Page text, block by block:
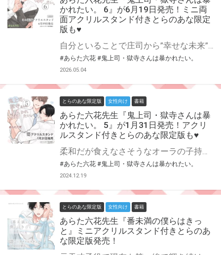
かれたい。 6』が6月19日発売！ミニ両
面アクリルスタンド付きとらのあな限定
版も♥
#あらた六花 #鬼上司・獄寺さんは暴かれたい。
2026.05.04
とらのあな限定版 女性向け 書籍
あらた六花先生『鬼上司・獄寺さんは暴
かれたい。 5』が1月31日発売！アクリ
ルスタンド付きとらのあな限定版も♥
#あらた六花 #鬼上司・獄寺さんは暴かれたい。
2024.12.19
とらのあな限定版 女性向け 書籍
あらた六花先生『番未満の僕らはきっ
と』ミニアクリルスタンド付きとらのあ
な限定版発売！